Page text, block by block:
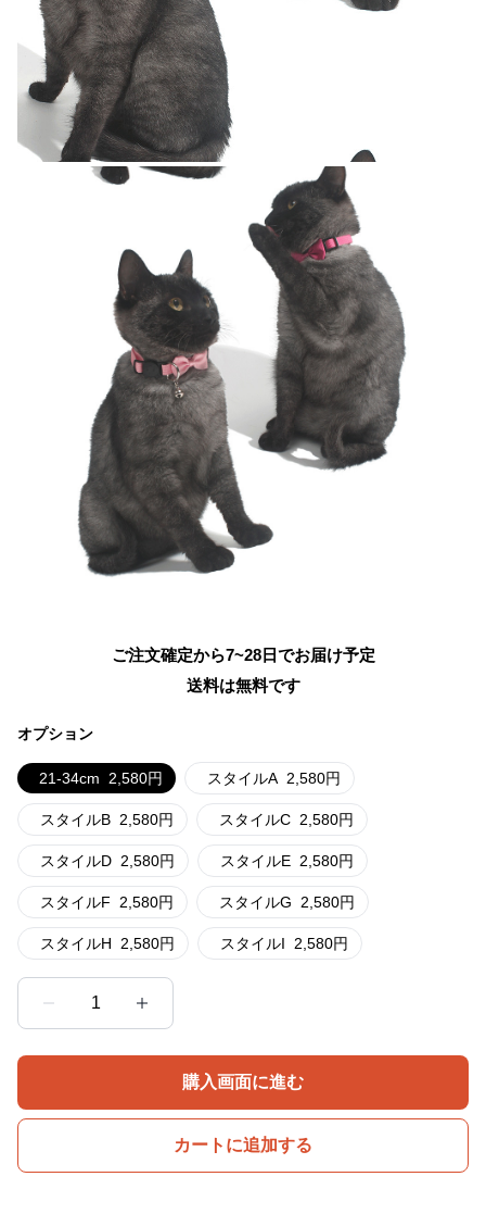
ご注文確定から7~28日でお届け予定
送料は無料です
オプション
21-34cm 2,580円 スタイルA 2,580円
スタイルB 2,580円 スタイルC 2,580円
スタイルD 2,580円 スタイルE 2,580円
スタイルF 2,580円 スタイルG 2,580円
スタイルH 2,580円 スタイルI 2,580円
1
購入画面に進む
カートに追加する